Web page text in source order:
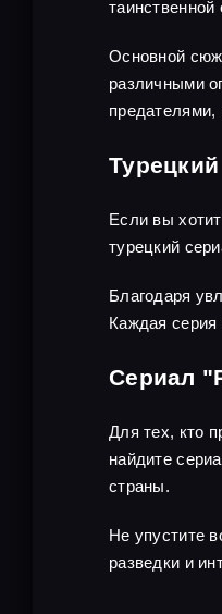
Основной
различными
Если вы
турецкий
Благодаря
Каждая серия
Сериал
Для тех, кто
найдите
страны.
Не упустите
разведки и